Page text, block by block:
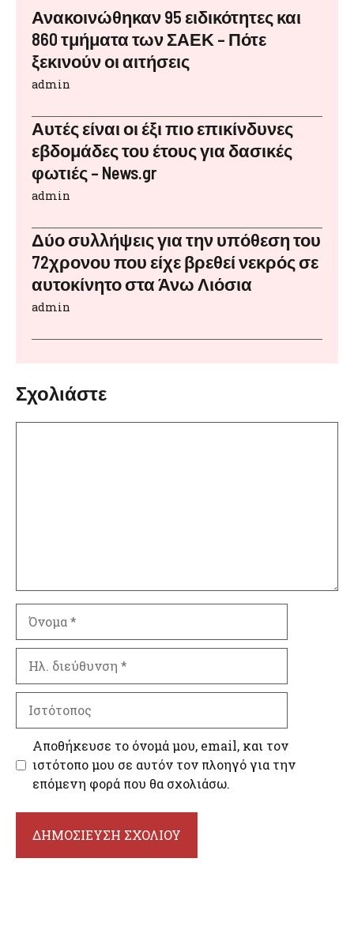
Ανακοινώθηκαν 95 ειδικότητες και
860 τμήματα των ΣΑΕΚ – Πότε
ξεκινούν οι αιτήσεις
admin
Αυτές είναι οι έξι πιο επικίνδυνες
εβδομάδες του έτους για δασικές
φωτιές – News.gr
admin
Δύο συλλήψεις για την υπόθεση του
72χρονου που είχε βρεθεί νεκρός σε
αυτοκίνητο στα Άνω Λιόσια
admin
Σχολιάστε
διεύθυνση
Αποθήκευσε το όνομά μου, email, και τον
ιστότοπο μου σε αυτόν τον πλοηγό για την
επόμενη φορά που θα σχολιάσω.